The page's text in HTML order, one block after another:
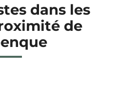
dans les
de